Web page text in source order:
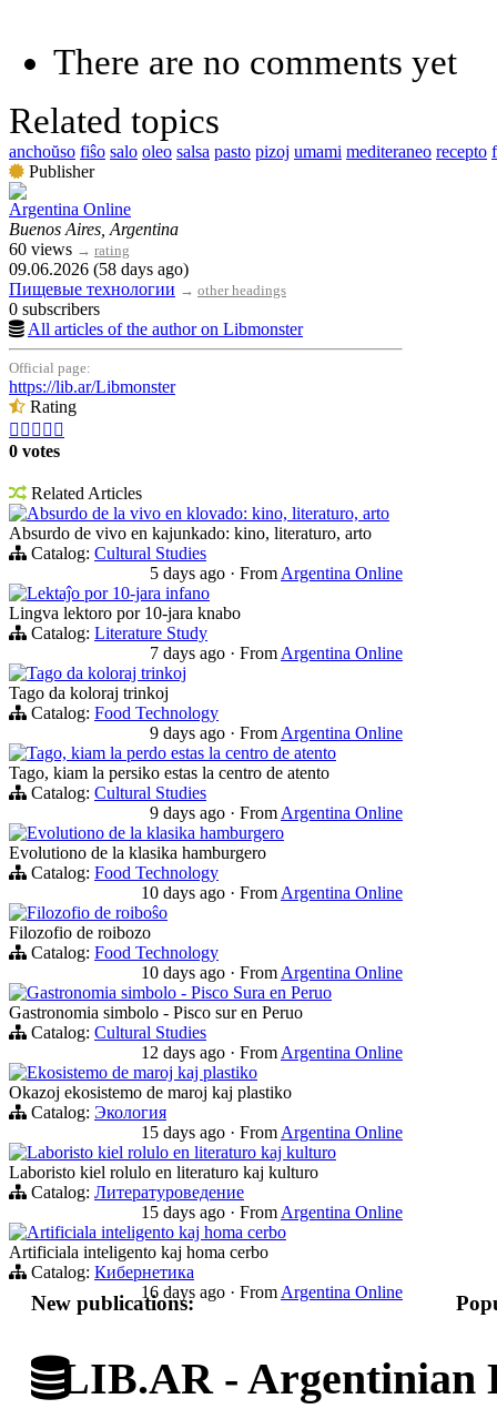
There are no comments yet
Related topics
anchoŭso fiŝo salo oleo salsa pasto pizoj umami mediteraneo recepto
Publisher
Argentina Online
Buenos Aires, Argentina
60 views → rating
09.06.2026 (58 days ago)
Пищевые технологии → other headings
0 subscribers
All articles of the author on Libmonster
Official page:
https://lib.ar/Libmonster
Rating
    
0 votes
Related Articles
Absurdo de la vivo en klovado: kino, literaturo, arto
Absurdo de vivo en kajunkado: kino, literaturo, arto
Catalog: Cultural Studies
5 days ago · From Argentina Online
Lektaĵo por 10-jara infano
Lingva lektoro por 10-jara knabo
Catalog: Literature Study
7 days ago · From Argentina Online
Tago da koloraj trinkoj
Tago da koloraj trinkoj
Catalog: Food Technology
9 days ago · From Argentina Online
Tago, kiam la perdo estas la centro de atento
Tago, kiam la persiko estas la centro de atento
Catalog: Cultural Studies
9 days ago · From Argentina Online
Evolutiono de la klasika hamburgero
Evolutiono de la klasika hamburgero
Catalog: Food Technology
10 days ago · From Argentina Online
Filozofio de roiboŝo
Filozofio de roibozo
Catalog: Food Technology
10 days ago · From Argentina Online
Gastronomia simbolo - Pisco Sura en Peruo
Gastronomia simbolo - Pisco sur en Peruo
Catalog: Cultural Studies
12 days ago · From Argentina Online
Ekosistemo de maroj kaj plastiko
Okazoj ekosistemo de maroj kaj plastiko
Catalog: Экология
15 days ago · From Argentina Online
Laboristo kiel rolulo en literaturo kaj kulturo
Laboristo kiel rolulo en literaturo kaj kulturo
Catalog: Литературоведение
15 days ago · From Argentina Online
Artificiala inteligento kaj homa cerbo
Artificiala inteligento kaj homa cerbo
Catalog: Кибернетика
16 days ago · From Argentina Online
New publications:
LIB.AR - Argentinian